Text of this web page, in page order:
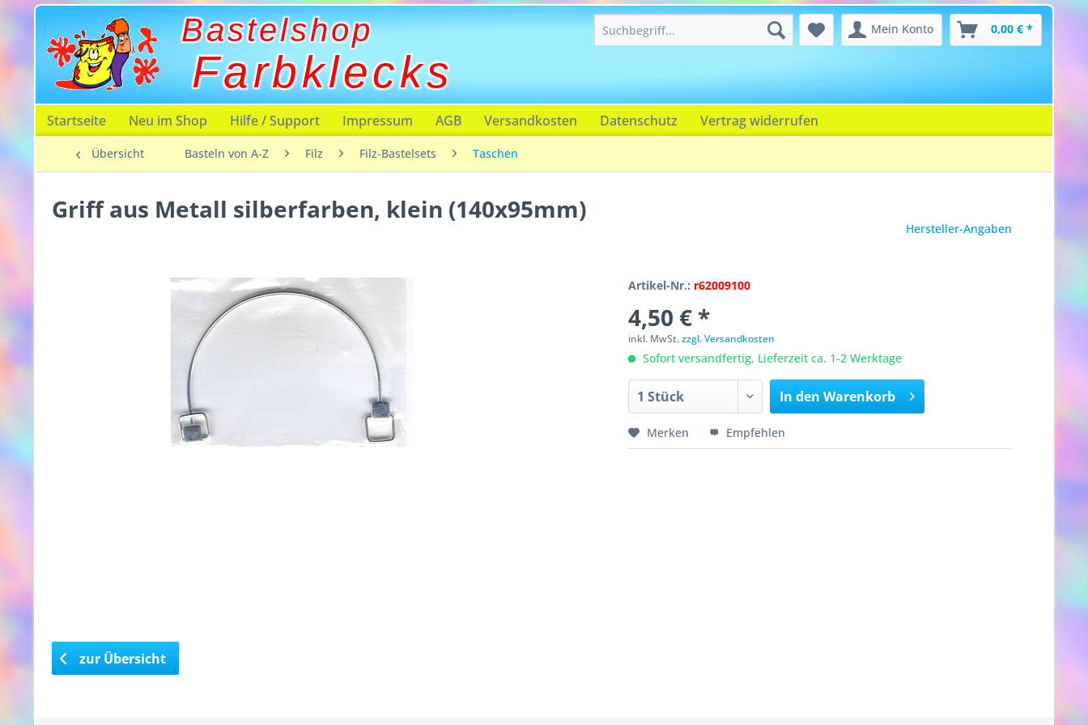
Bastelshop
Farbklecks
Mein Konto 0,00 € *
Startseite Neu im Shop Hilfe / Support Impressum AGB Versandkosten Datenschutz Vertrag widerrufen
Übersicht Basteln von A-Z Filz Filz-Bastelsets Taschen
Griff aus Metall silberfarben, klein (140x95mm)
Hersteller-Angaben
Artikel-Nr.: r62009100
4,50 € *
inkl. MwSt.zzgl. Versandkosten
Sofort versandfertig, Lieferzeit ca. 1-2 Werktage
In den Warenkorb
Merken Empfehlen
zur Übersicht